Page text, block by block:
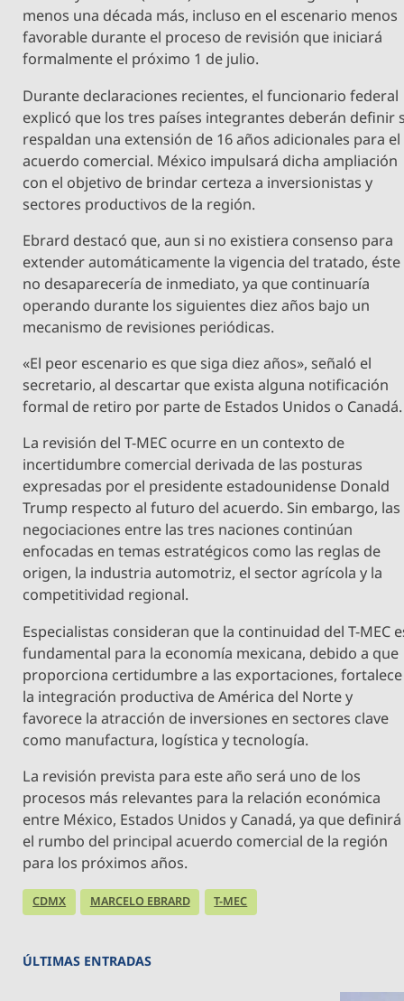
menos una década más, incluso en el escenario menos
favorable durante el proceso de revisión que iniciará
formalmente el próximo 1 de julio.
Durante declaraciones recientes, el funcionario federal
explicó que los tres países integrantes deberán definir
respaldan una extensión de 16 años adicionales para el
acuerdo comercial. México impulsará dicha ampliación
con el objetivo de brindar certeza a inversionistas y
sectores productivos de la región.
Ebrard destacó que, aun si no existiera consenso para
extender automáticamente la vigencia del tratado, éste
no desaparecería de inmediato, ya que continuaría
operando durante los siguientes diez años bajo un
mecanismo de revisiones periódicas.
«El peor escenario es que siga diez años», señaló el
secretario, al descartar que exista alguna notificación
formal de retiro por parte de Estados Unidos o Canadá.
La revisión del T-MEC ocurre en un contexto de
incertidumbre comercial derivada de las posturas
expresadas por el presidente estadounidense Donald
Trump respecto al futuro del acuerdo. Sin embargo, las
negociaciones entre las tres naciones continúan
enfocadas en temas estratégicos como las reglas de
origen, la industria automotriz, el sector agrícola y la
competitividad regional.
Especialistas consideran que la continuidad del T-MEC
fundamental para la economía mexicana, debido a que
proporciona certidumbre a las exportaciones, fortalece
la integración productiva de América del Norte y
favorece la atracción de inversiones en sectores clave
como manufactura, logística y tecnología.
La revisión prevista para este año será uno de los
procesos más relevantes para la relación económica
entre México, Estados Unidos y Canadá, ya que definirá
el rumbo del principal acuerdo comercial de la región
para los próximos años.
CDMX MARCELO EBRARD T-MEC
ÚLTIMAS ENTRADAS